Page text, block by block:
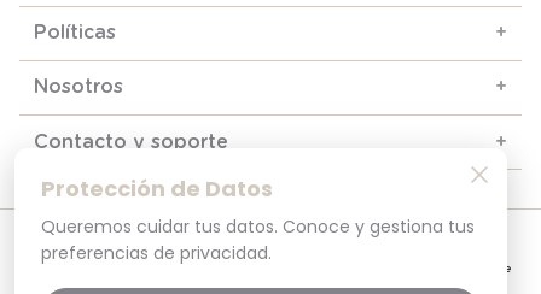
Protección de Datos
Queremos cuidar tus datos. Conoce y gestiona tus
preferencias de privacidad.
Políticas +
Nosotros +
Contacto y soporte +
© 2025. Todos los derechos reservados
Por tu seguridad, recuerda revisar siempre en tu navegador que el sitio que
visitas sea la versión oficial. La dirección opaline.cl es la única del sitio oficial de